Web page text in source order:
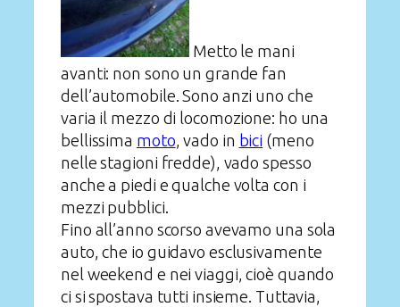
Metto le mani
avanti: non sono un grande fan
dell’automobile. Sono anzi uno che
varia il mezzo di locomozione: ho una
bellissima moto, vado in bici (meno
nelle stagioni fredde), vado spesso
anche a piedi e qualche volta con i
mezzi pubblici.
Fino all’anno scorso avevamo una sola
auto, che io guidavo esclusivamente
nel weekend e nei viaggi, cioè quando
ci si spostava tutti insieme. Tuttavia,